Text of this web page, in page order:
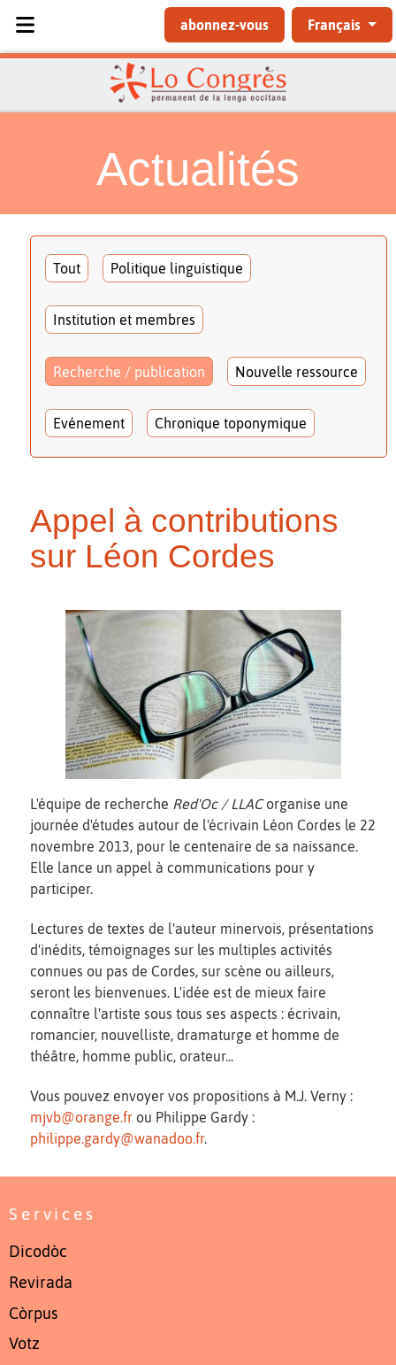
abonnez-vous Français
Actualités
Tout Politique linguistique
Institution et membres
Recherche / publication Nouvelle ressource
Evénement Chronique toponymique
Appel à contributions
sur Léon Cordes
L'équipe de recherche Red'Oc / LLACorganise une
journée d'études autour de l'écrivain Léon Cordes le 22
novembre 2013, pour le centenaire de sa naissance.
Elle lance un appel à communications pour y
participer.
Lectures de textes de l'auteur minervois, présentations
d'inédits, témoignages sur les multiples activités
connues ou pas de Cordes, sur scène ou ailleurs,
seront les bienvenues. L'idée est de mieux faire
connaître l'artiste sous tous ses aspects : écrivain,
romancier, nouvelliste, dramaturge et homme de
théâtre, homme public, orateur...
Vous pouvez envoyer vos propositions à M.J. Verny :
mjvb@orange.fr ou Philippe Gardy :
philippe.gardy@wanadoo.fr.
Services
Dicodòc
Revirada
Còrpus
Votz